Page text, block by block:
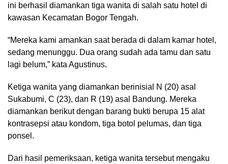
ini berhasil diamankan tiga wanita di salah satu hotel di
kawasan Kecamatan Bogor Tengah.
“Mereka kami amankan saat berada di dalam kamar hotel,
sedang menunggu. Dua orang sudah ada tamu dan satu
lagi belum,” kata Agustinus.
Ketiga wanita yang diamankan berinisial N (20) asal
Sukabumi, C (23), dan R (19) asal Bandung. Mereka
diamankan berikut dengan barang bukti berupa 15 alat
kontrasepsi atau kondom, tiga botol pelumas, dan tiga
ponsel.
Dari hasil pemeriksaan, ketiga wanita tersebut mengaku